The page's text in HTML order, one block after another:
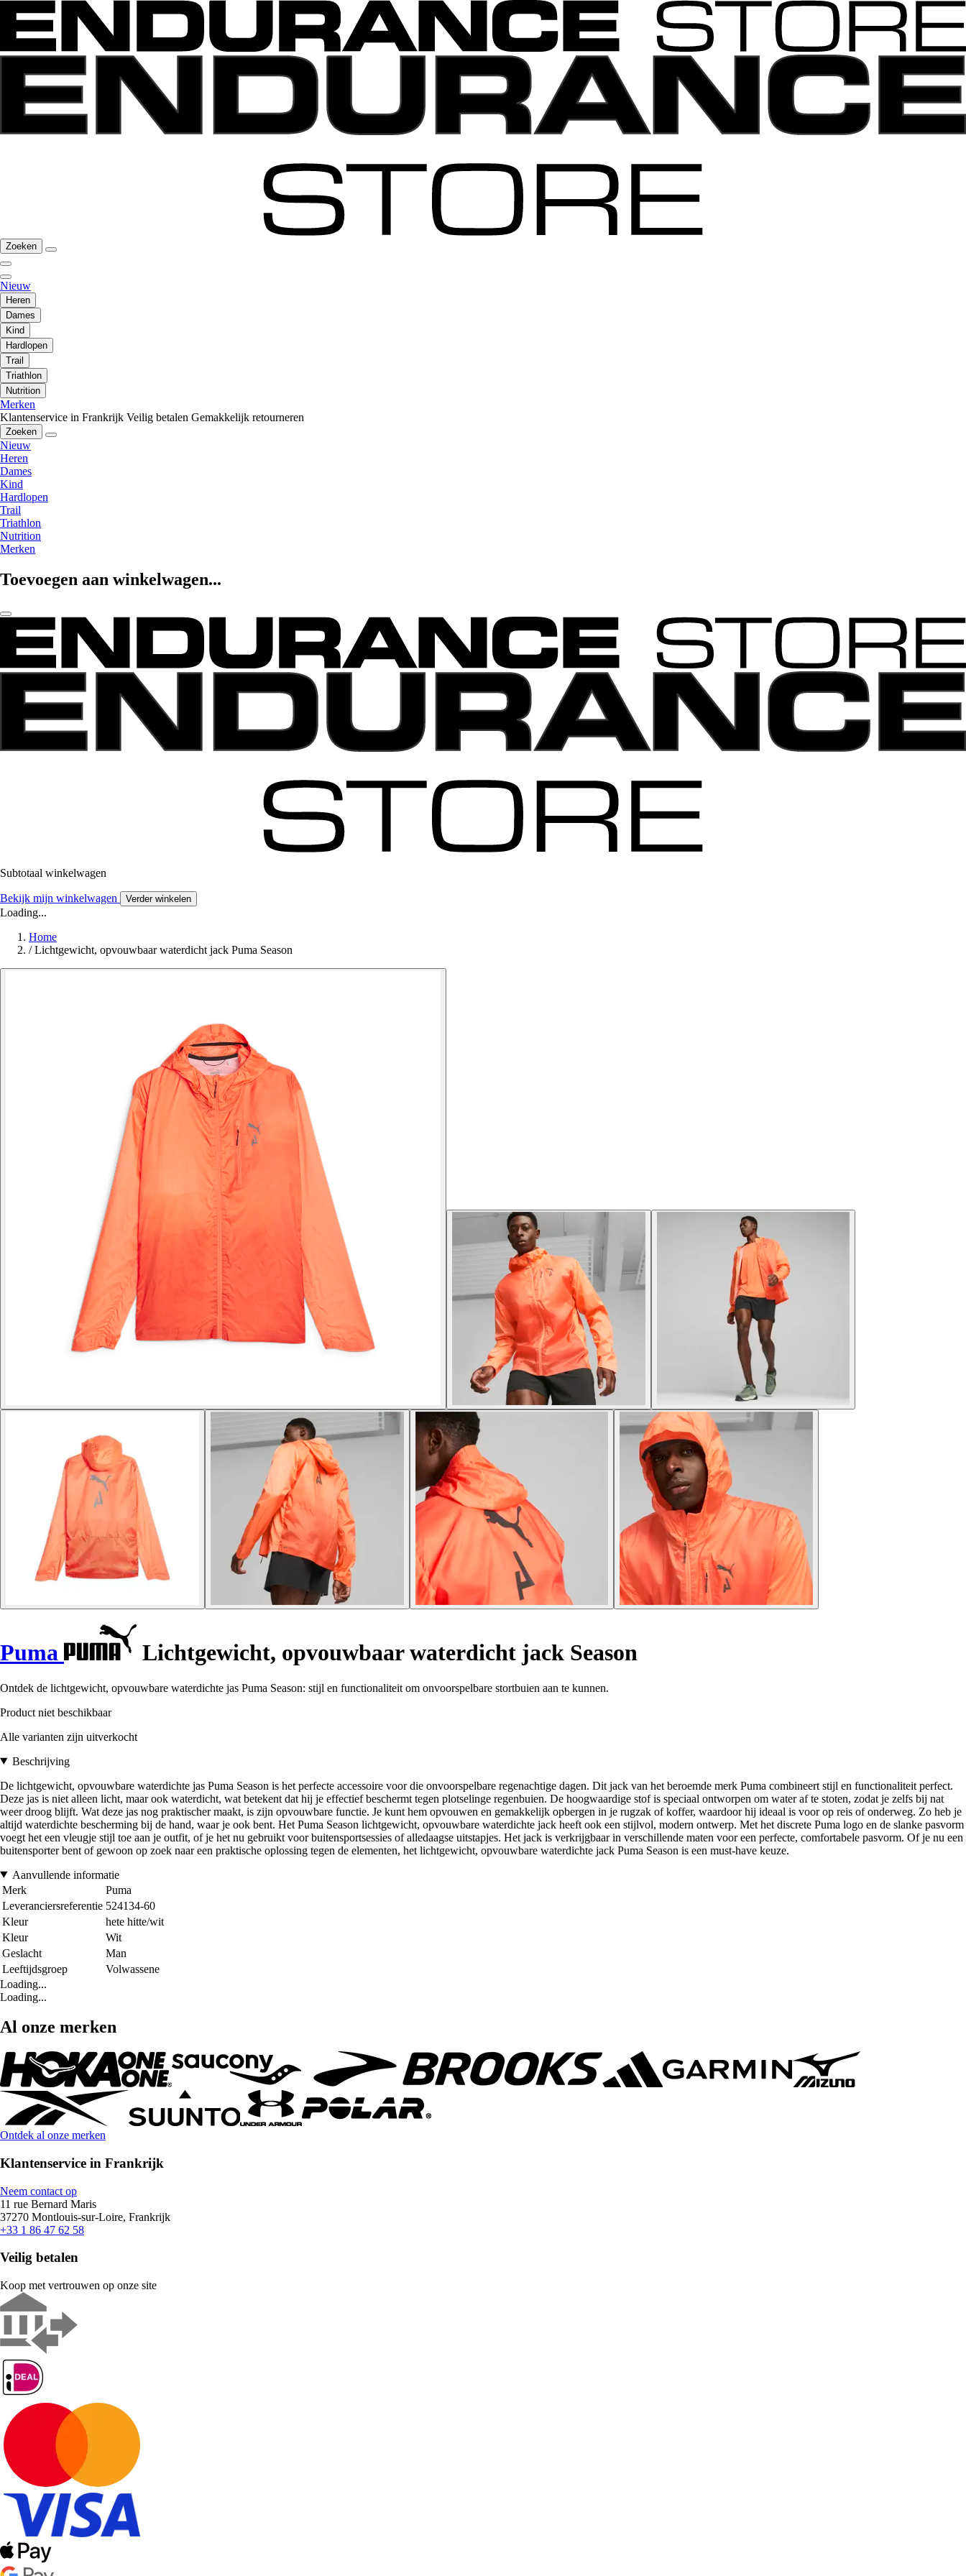
Zoeken
Nieuw
Heren
Dames
Kind
Hardlopen
Trail
Triathlon
Nutrition
Merken
Klantenservice in Frankrijk Veilig betalen Gemakkelijk retourneren
Zoeken
Nieuw
Heren
Dames
Kind
Hardlopen
Trail
Triathlon
Nutrition
Merken
Toevoegen aan winkelwagen...
Subtotaal winkelwagen
Bekijk mijn winkelwagen Verder winkelen
Loading...
Home
/ Lichtgewicht, opvouwbaar waterdicht jack Puma Season
Puma Lichtgewicht, opvouwbaar waterdicht jack Season
Ontdek de lichtgewicht, opvouwbare waterdichte jas Puma Season: stijl en functionaliteit om onvoorspelbare stortbuien aan te kunnen.
Product niet beschikbaar
Alle varianten zijn uitverkocht
Beschrijving
De lichtgewicht, opvouwbare waterdichte jas Puma Season is het perfecte accessoire voor die onvoorspelbare regenachtige dagen. Dit jack van het beroemde merk Puma combineert stijl en functionaliteit perfect.
Deze jas is niet alleen licht, maar ook waterdicht, wat betekent dat hij je effectief beschermt tegen plotselinge regenbuien. De hoogwaardige stof is speciaal ontworpen om water af te stoten, zodat je zelfs bij nat
weer droog blijft. Wat deze jas nog praktischer maakt, is zijn opvouwbare functie. Je kunt hem opvouwen en gemakkelijk opbergen in je rugzak of koffer, waardoor hij ideaal is voor op reis of onderweg. Zo heb je
altijd waterdichte bescherming bij de hand, waar je ook bent. Het Puma Season lichtgewicht, opvouwbare waterdichte jack heeft ook een stijlvol, modern ontwerp. Met het discrete Puma logo en de slanke pasvorm
voegt het een vleugje stijl toe aan je outfit, of je het nu gebruikt voor buitensportsessies of alledaagse uitstapjes. Het jack is verkrijgbaar in verschillende maten voor een perfecte, comfortabele pasvorm. Of je nu een
buitensporter bent of gewoon op zoek naar een praktische oplossing tegen de elementen, het lichtgewicht, opvouwbare waterdichte jack Puma Season is een must-have keuze.
Aanvullende informatie
Merk
Puma
Leveranciersreferentie 524134-60
Kleur
hete hitte/wit
Kleur
Wit
Geslacht
Man
Leeftijdsgroep
Volwassene
Loading...
Loading...
Al onze merken
Ontdek al onze merken
Klantenservice in Frankrijk
Neem contact op
11 rue Bernard Maris
37270 Montlouis-sur-Loire, Frankrijk
+33 1 86 47 62 58
Veilig betalen
Koop met vertrouwen op onze site